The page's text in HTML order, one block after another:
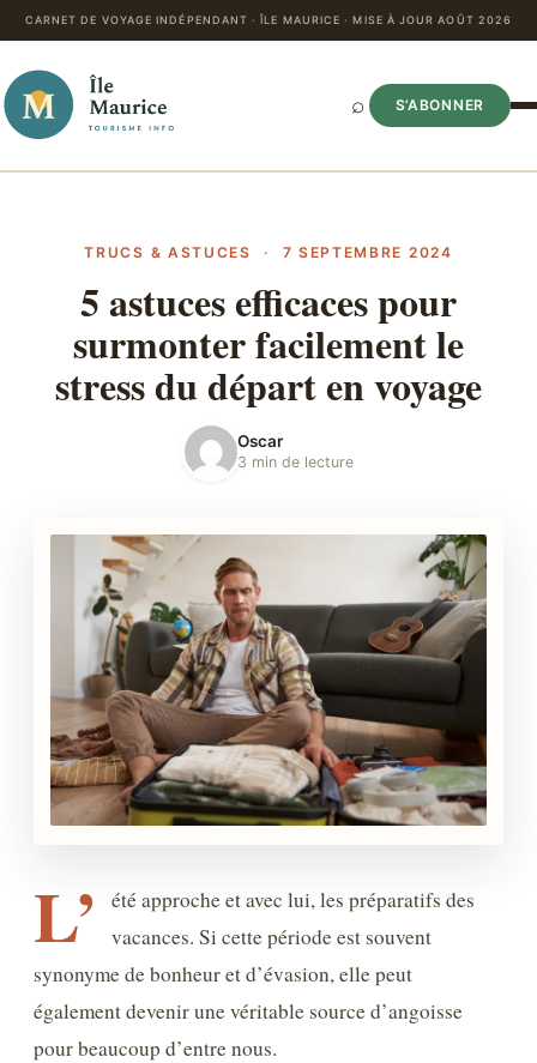
CARNET DE VOYAGE INDÉPENDANT · ÎLE MAURICE · MISE À JOUR AOÛT 2026
⌕ S’ABONNER
TRUCS & ASTUCES · 7 SEPTEMBRE 2024
5 astuces efficaces pour
surmonter facilement le
stress du départ en voyage
Oscar
3 min de lecture
L’
été approche et avec lui, les préparatifs des
vacances. Si cette période est souvent
synonyme de bonheur et d’évasion, elle peut
également devenir une véritable source d’angoisse
pour beaucoup d’entre nous.